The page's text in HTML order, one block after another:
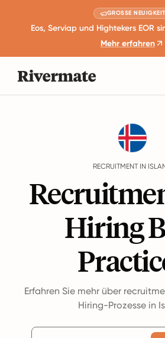
GROSSE NEUIGKEIT
Eos, Serviap und Hightekers EOR
Mehr erfahren
RECRUITMENT IN
Hiring
Erfahren Sie mehr über
Hiring-Prozesse in